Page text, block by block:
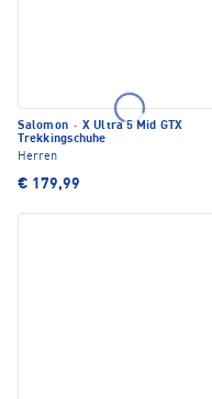
Salomon · X Ultra 5 Mid GTX
Trekkingschuhe
Herren
€ 179,99